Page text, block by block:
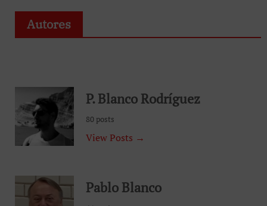
Autores
P. Blanco Rodríguez
80 posts
View Posts →
Pablo Blanco